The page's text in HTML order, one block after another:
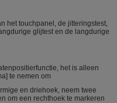
het touchpanel, de jitteringstest,
glijtest en de langdurige
het is alleen
te nemen om
en driehoek, neem twee
om een rechthoek te markeren